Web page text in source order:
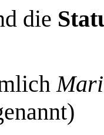
die